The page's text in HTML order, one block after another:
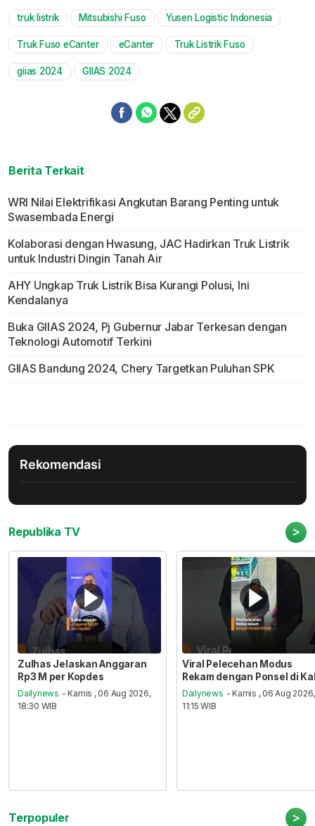
Mute
truk listrik Mitsubishi Fuso Yusen Logistic Indonesia
Truk Fuso eCanter eCanter Truk Listrik Fuso
giias 2024 GIIAS 2024
Berita Terkait
WRI Nilai Elektrifikasi Angkutan Barang Penting untuk
Swasembada Energi
Kolaborasi dengan Hwasung, JAC Hadirkan Truk Listrik
untuk Industri Dingin Tanah Air
AHY Ungkap Truk Listrik Bisa Kurangi Polusi, Ini
Kendalanya
Buka GIIAS 2024, Pj Gubernur Jabar Terkesan dengan
Teknologi Automotif Terkini
GIIAS Bandung 2024, Chery Targetkan Puluhan SPK
Rekomendasi
Republika TV >
Zulhas Jelaskan Anggaran
Rp3 M per Kopdes
Dailynews - Kamis , 06 Aug 2026,
18:30 WIB
Viral Pelecehan Modus
Rekam dengan Ponsel di
Dailynews - Kamis , 06 Aug 2026,
11:15 WIB
Terpopuler >